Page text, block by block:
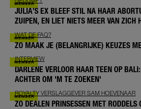
JULIA’S EX BLEEF STIL NA HAAR
ZUIPEN, EN LIET NIETS MEER VAN ZICH
WAT DE FAQ?
ZO MAAK JE (BELANGRIJKE) KEUZES
INTERVIEW
DARLENE VERLOOR HAAR TEEN OP
ACHTER OM 'M TE ZOEKEN'
ROYALTY VERSLAGGEVER SAM HOEVENAAR
ZO DEALEN PRINSESSEN MET RODDELS